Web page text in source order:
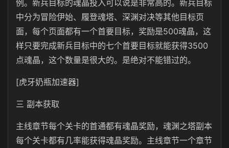
例。新兵目标的魂晶投入可以说是非常高的。新兵目标
中分为冒险伊始、履登魂塔、深渊对决等其他目标页
面，每个页面都有一个首要目标，奖励是500魂晶，这
样只要完成新兵目标中的七个首要目标就能获得3500
点魂晶，这个数量是很大的。是绝对不能错过的。
[虎牙奶瓶加速器]
三 副本获取
主线章节每个关卡的首通都有魂晶奖励，魂渊之塔副本
每个关卡都有几率能获得魂晶奖励。主线章节一个章节